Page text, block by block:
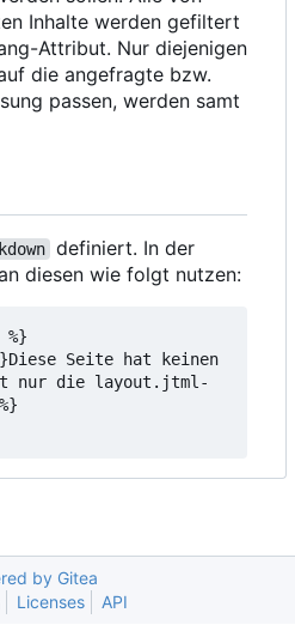
Inhalte werden gefiltert
Attribut. Nur diejenigen
die angefragte bzw.
passen, werden samt
definiert. In der
diesen wie folgt nutzen:
Seite hat keinen
nur die layout.jtml-
by Gitea
Licenses API